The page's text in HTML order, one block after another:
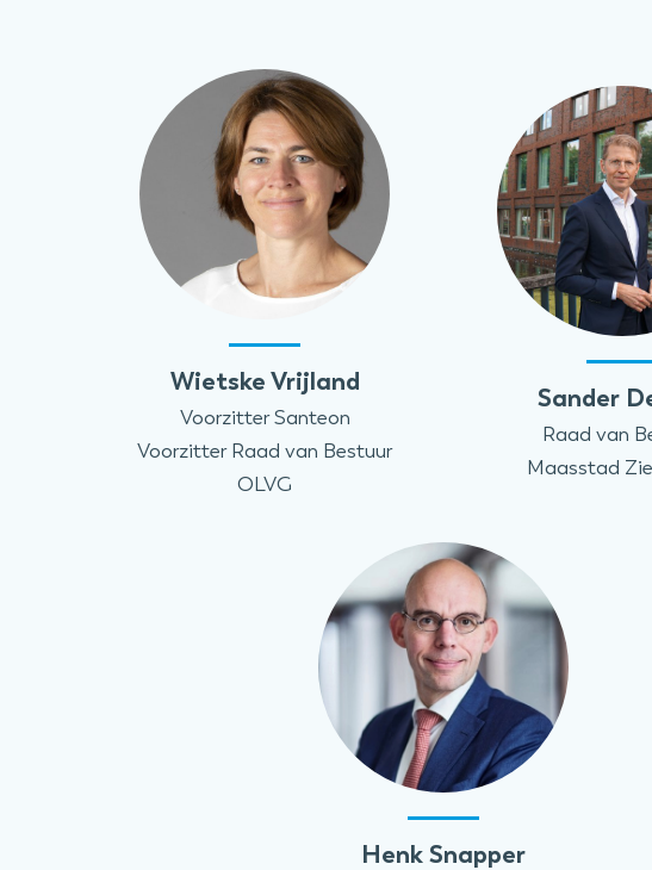
Wietske Vrijland
Voorzitter Santeon
Voorzitter Raad van Bestuur
OLVG
Sander
Raad van
Maasstad
Henk Snapper